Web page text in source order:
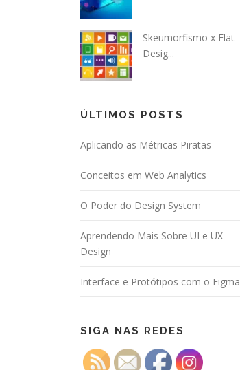
Skeumorfismo x Flat
Desig...
ÚLTIMOS POSTS
Aplicando as Métricas Piratas
Conceitos em Web Analytics
O Poder do Design System
Aprendendo Mais Sobre UI e UX
Design
Interface e Protótipos com o Figma
SIGA NAS REDES